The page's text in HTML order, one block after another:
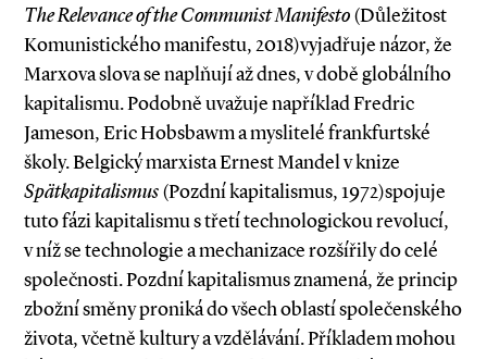
The Relevance of the Communist Manifesto(Důležitost
Komunistického manifestu, 2018)vyjadřuje názor, že
Marxova slova se naplňují až dnes, v době globálního
kapitalismu. Podobně uvažuje například Fredric
Jameson, Eric Hobsbawm a myslitelé frankfurtské
školy. Belgický marxista Ernest Mandel v knize
Spätkapitalismus(Pozdní kapitalismus, 1972)spojuje
tuto fázi kapitalismu s třetí technologickou revolucí,
v níž se technologie a mechanizace rozšířily do celé
společnosti. Pozdní kapitalismus znamená, že princip
zbožní směny proniká do všech oblastí společenského
života, včetně kultury a vzdělávání. Příkladem mohou